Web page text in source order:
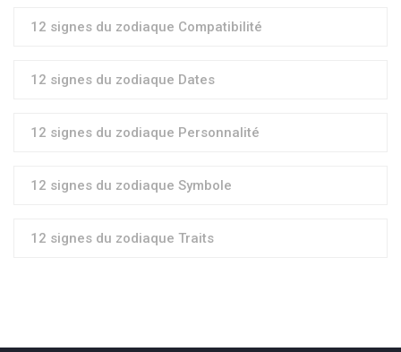
12 signes du zodiaque Compatibilité
12 signes du zodiaque Dates
12 signes du zodiaque Personnalité
12 signes du zodiaque Symbole
12 signes du zodiaque Traits